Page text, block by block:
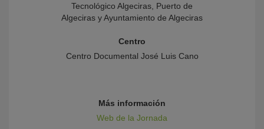
Tecnológico Algeciras, Puerto de
Algeciras y Ayuntamiento de Algeciras
Centro
Centro Documental José Luis Cano
Más información
Web de la Jornada